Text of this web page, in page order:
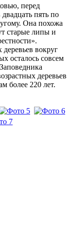
перед
пять по
Она похожа
старые липы и
вокруг
осталось совсем
деревьев
более 220 лет.